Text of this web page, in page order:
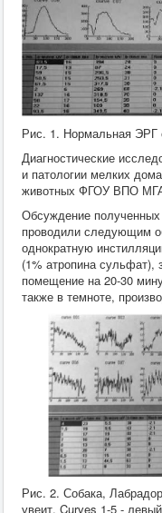
Рис. 1. Нормальная ЭРГ
Диагностические
и патологии мелких
животных ФГОУ ВПО
Обсуждение
проводили следующим
однократную
(1% атропина
помещение на 20-30
также в темноте,
Рис. 2. Собака,
увеит. Curves 1-5 -